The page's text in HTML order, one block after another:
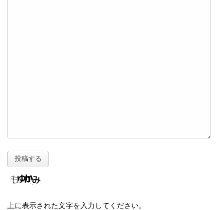
上に表示された文字を入力してください。